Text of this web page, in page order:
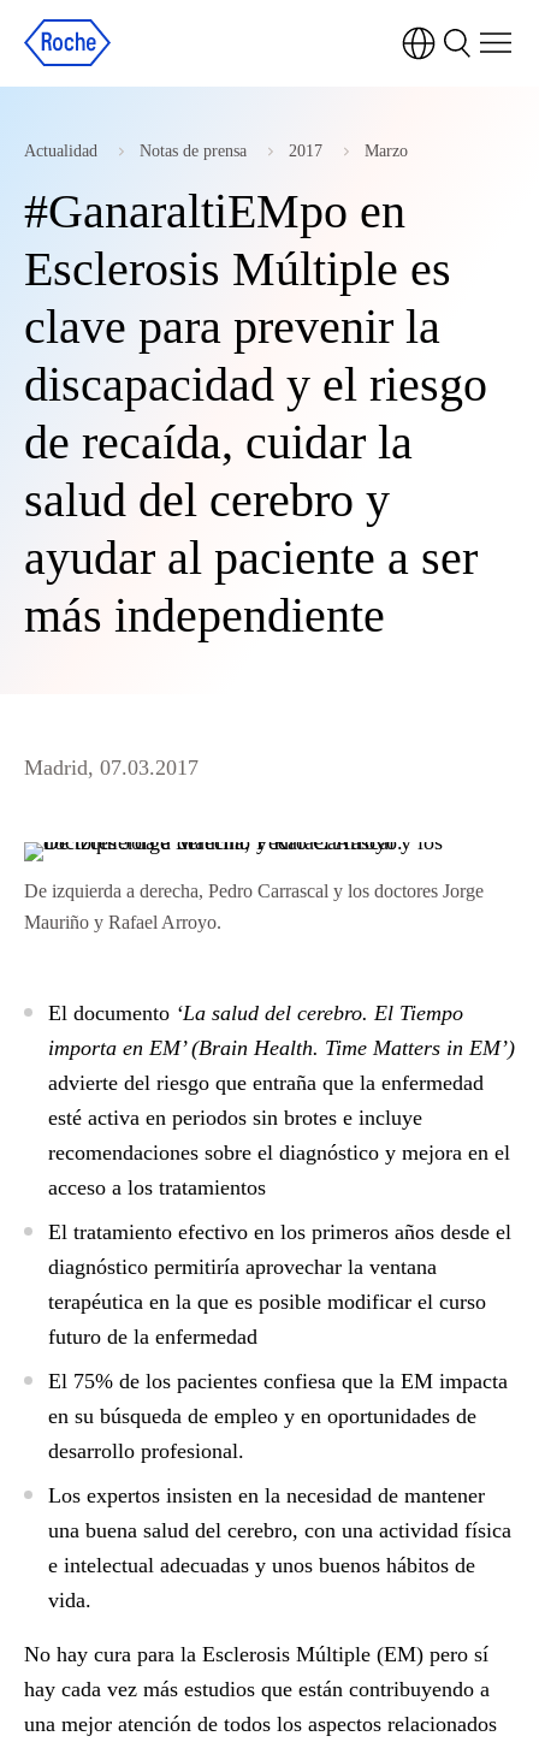
Actualidad Notas de prensa 2017 Marzo
#GanaraltiEMpo en
Esclerosis Múltiple es
clave para prevenir la
discapacidad y el riesgo
de recaída, cuidar la
salud del cerebro y
ayudar al paciente a ser
más independiente
Madrid, 07.03.2017
De izquierda a derecha, Pedro Carrascal y los doctores Jorge
Mauriño y Rafael Arroyo.
El documento ‘La salud del cerebro. El Tiempo
importa en EM’ (Brain Health. Time Matters in EM’)
advierte del riesgo que entraña que la enfermedad
esté activa en periodos sin brotes e incluye
recomendaciones sobre el diagnóstico y mejora en el
acceso a los tratamientos
El tratamiento efectivo en los primeros años desde el
diagnóstico permitiría aprovechar la ventana
terapéutica en la que es posible modificar el curso
futuro de la enfermedad
El 75% de los pacientes confiesa que la EM impacta
en su búsqueda de empleo y en oportunidades de
desarrollo profesional.
Los expertos insisten en la necesidad de mantener
una buena salud del cerebro, con una actividad física
e intelectual adecuadas y unos buenos hábitos de
vida.
No hay cura para la Esclerosis Múltiple (EM) pero sí
hay cada vez más estudios que están contribuyendo a
una mejor atención de todos los aspectos relacionados